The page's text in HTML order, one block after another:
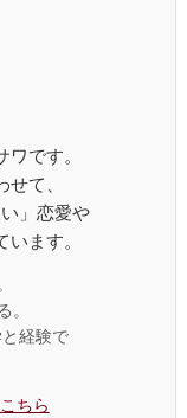
です。
て、
」恋愛や
ます。
。
経験で
ちら